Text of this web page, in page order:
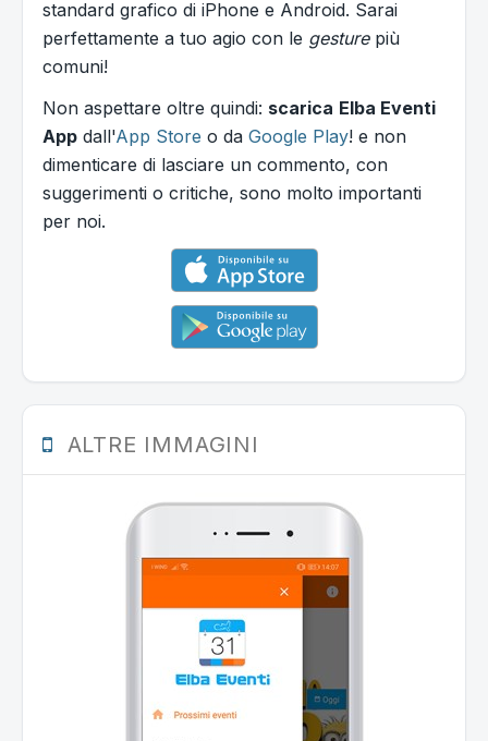
standard grafico di iPhone e Android. Sarai
perfettamente a tuo agio con le gesturepiù
comuni!
Non aspettare oltre quindi: scarica Elba Eventi
App dall'App Store o da Google Play! e non
dimenticare di lasciare un commento, con
suggerimenti o critiche, sono molto importanti
per noi.
ALTRE IMMAGINI